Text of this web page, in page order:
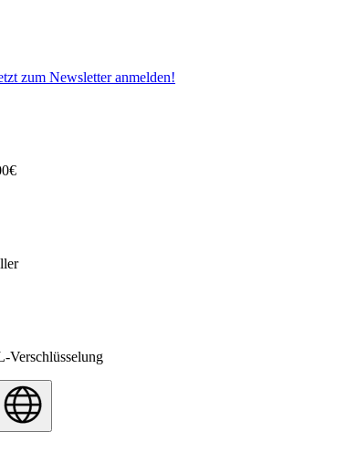
zum Newsletter anmelden!
Verschlüsselung